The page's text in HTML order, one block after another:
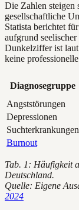
Die Zahlen steigen
gesellschaftliche
Statista berichtet
aufgrund
Dunkelziffer ist
keine
Diagnosegruppe
Angststörungen
Depressionen
Suchterkrankungen
Burnout
Tab. 1: Häufigkeit
Deutschland.
Quelle: Eigene
2024